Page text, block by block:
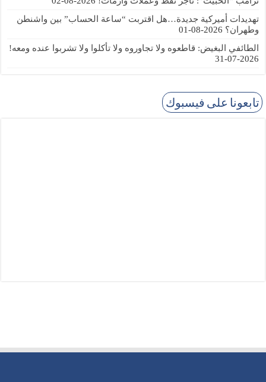
تهديدات أميركية جديدة…هل اقتربت “ساعة الحساب” بين واشنطن
وطهران؟ 2026-08-01
الطائفي البغيض: قاطعوه ولا تجاوروه ولا تأكلوا ولا تشربوا عنده ومعه!
2026-07-31
تابعونا على فيسبوك